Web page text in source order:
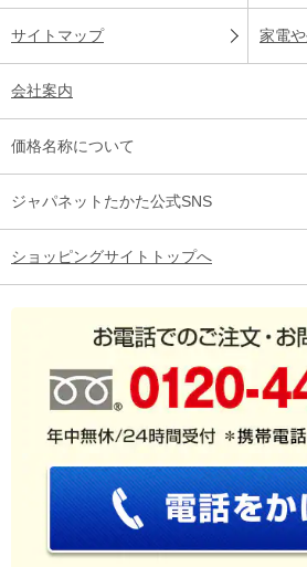
サイトマップ 家電
会社案内
価格名称について
ジャパネットたかた公式SNS
ショッピングサイトトップへ